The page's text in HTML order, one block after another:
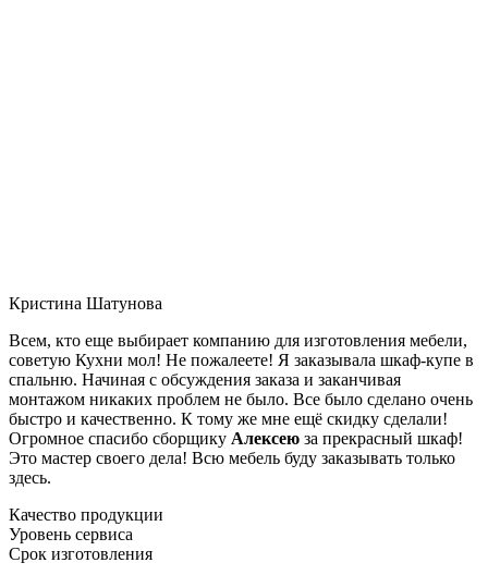
Кристина Шатунова
Всем, кто еще выбирает компанию для изготовления мебели,
советую Кухни мол! Не пожалеете! Я заказывала шкаф-купе в
спальню. Начиная с обсуждения заказа и заканчивая
монтажом никаких проблем не было. Все было сделано очень
быстро и качественно. К тому же мне ещё скидку сделали!
Огромное спасибо сборщику Алексею за прекрасный шкаф!
Это мастер своего дела! Всю мебель буду заказывать только
здесь.
Качество продукции
Уровень сервиса
Срок изготовления